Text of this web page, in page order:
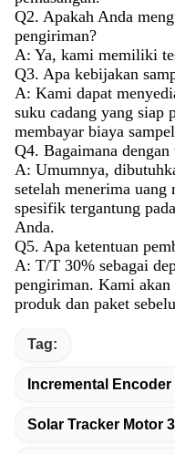
Q2. Apakah Anda
pengiriman?
A: Ya, kami memiliki
Q3. Apa kebijakan
A: Kami dapat
suku cadang yang siap
membayar biaya
Q4. Bagaimana
A: Umumnya,
setelah menerima
spesifik tergantung
Anda.
Q5. Apa ketentuan
A: T/T 30% sebagai
pengiriman. Kami
produk dan paket
Tag:
Incremental
Solar Tracker Motor